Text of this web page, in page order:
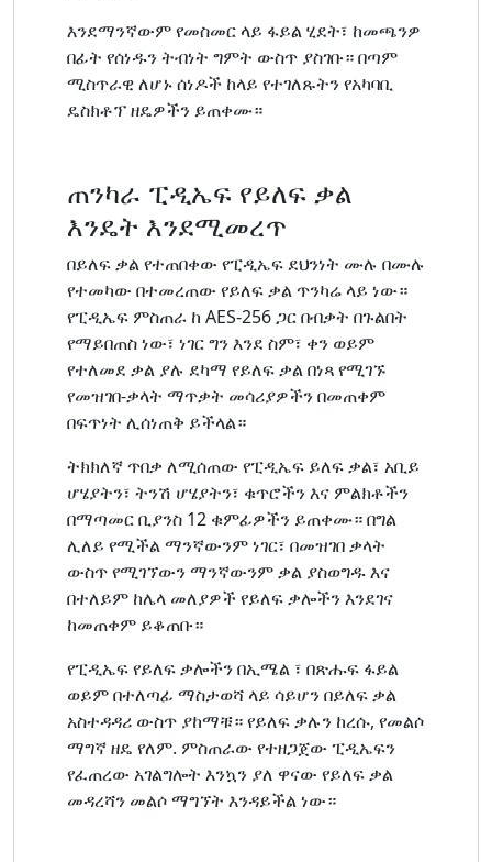
እንደማንኛውም የመስመር ላይ ፋይል ሂደት፣ ከመጫንዎ
በፊት የሰነዱን ትብነት ግምት ውስጥ ያስገቡ። በጣም
ሚስጥራዊ ለሆኑ ሰነዶች ከላይ የተገለጹትን የአካባቢ
ዴስክቶፕ ዘዴዎችን ይጠቀሙ።
ጠንካራ ፒዲኤፍ የይለፍ ቃል
እንዴት እንደሚመረጥ
በይለፍ ቃል የተጠበቀው የፒዲኤፍ ደህንነት ሙሉ በሙሉ
የተመካው በተመረጠው የይለፍ ቃል ጥንካሬ ላይ ነው።
የፒዲኤፍ ምስጠራ ከ AES-256 ጋር በብቃት በጉልበት
የማይበጠስ ነው፣ ነገር ግን እንደ ስም፣ ቀን ወይም
የተለመደ ቃል ያሉ ደካማ የይለፍ ቃል በነጻ የሚገኙ
የመዝገበ-ቃላት ማጥቃት መሳሪያዎችን በመጠቀም
በፍጥነት ሊሰነጠቅ ይችላል።
ትክክለኛ ጥበቃ ለሚሰጠው የፒዲኤፍ ይለፍ ቃል፣ አቢይ
ሆሄያትን፣ ትንሽ ሆሄያትን፣ ቁጥሮችን እና ምልክቶችን
በማጣመር ቢያንስ 12 ቁምፊዎችን ይጠቀሙ። በግል
ሊለይ የሚችል ማንኛውንም ነገር፣ በመዝገበ ቃላት
ውስጥ የሚገኘውን ማንኛውንም ቃል ያስወግዱ እና
በተለይም ከሌላ መለያዎች የይለፍ ቃሎችን እንደገና
ከመጠቀም ይቆጠቡ።
የፒዲኤፍ የይለፍ ቃሎችን በኢሜል ፣ በጽሑፍ ፋይል
ወይም በተለጣፊ ማስታወሻ ላይ ሳይሆን በይለፍ ቃል
አስተዳዳሪ ውስጥ ያከማቹ። የይለፍ ቃሉን ከረሱ, የመልሶ
ማግኛ ዘዴ የለም. ምስጠራው የተዘጋጀው ፒዲኤፍን
የፈጠረው አገልግሎት እንኳን ያለ ዋናው የይለፍ ቃል
መዳረሻን መልሶ ማግኘት እንዳይችል ነው።